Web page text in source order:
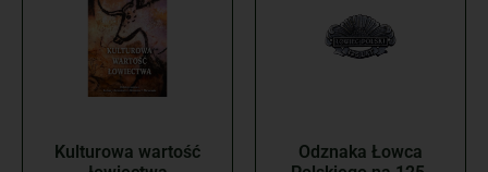
Kulturowa wartość
Odznaka Łowca